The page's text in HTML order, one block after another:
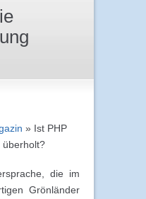
» Ist PHP
überholt?
die im
Grönländer